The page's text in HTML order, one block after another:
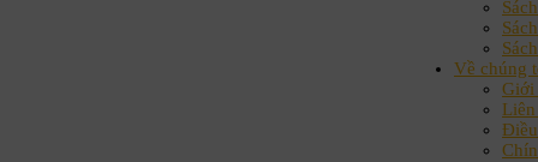
Về chúng
Giới